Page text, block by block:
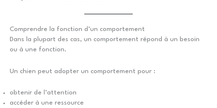
Comprendre la fonction d’un comportement
Dans la plupart des cas, un comportement répond à un besoin
ou à une fonction.
Un chien peut adopter un comportement pour :
obtenir de l’attention
accéder à une ressource